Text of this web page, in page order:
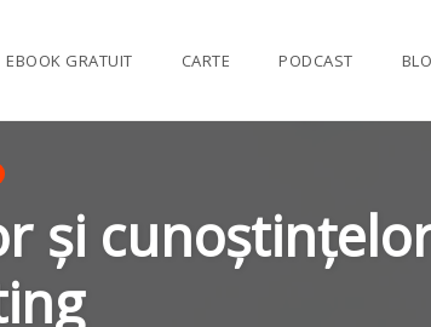
EBOOK GRATUIT CARTE PODCAST
și